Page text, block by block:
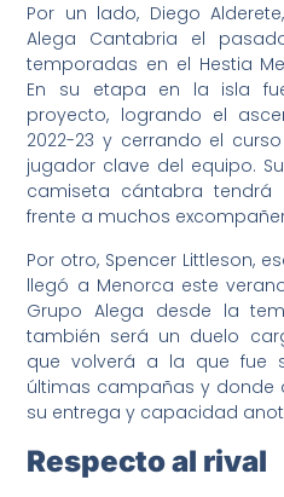
Por un lado, Diego
Alega Cantabria el
temporadas en el Hestia
En su etapa en la isla
proyecto, logrando el
2022-23 y cerrando el
jugador clave del equipo.
camiseta cántabra tendrá
frente a muchos
Por otro, Spencer Littleson,
llegó a Menorca este
Grupo Alega desde la
también será un duelo
que volverá a la que fue
últimas campañas y donde
su entrega y capacidad
Respecto al rival